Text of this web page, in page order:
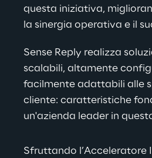
questa iniziativa,
la sinergia operativa e il
Sense Reply realizza
scalabili, altamente
facilmente adattabili alle
cliente: caratteristiche
un'azienda leader in
Sfruttando l’Acceleratore